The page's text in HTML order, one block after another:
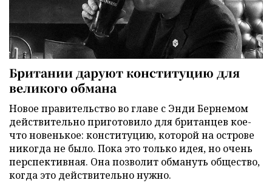
Британии даруют конституцию для
великого обмана
Новое правительство во главе с Энди Бернемом
действительно приготовило для британцев кое-
что новенькое: конституцию, которой на острове
никогда не было. Пока это только идея, но очень
перспективная. Она позволит обмануть общество,
когда это действительно нужно.